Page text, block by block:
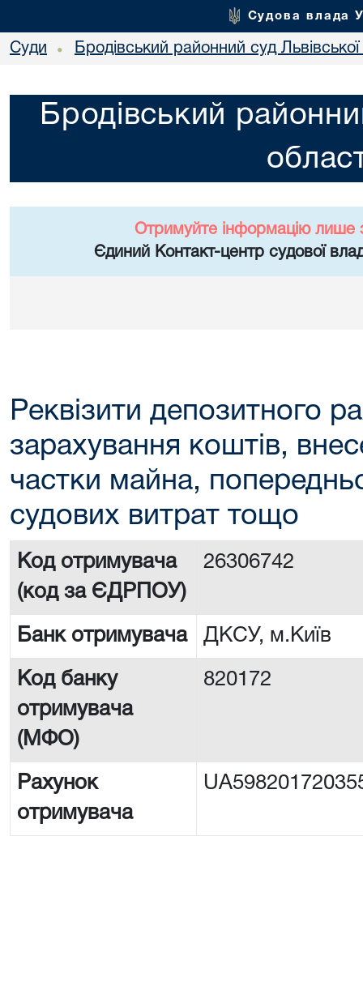
Судова влада
Суди • Бродівський районний суд Львівської
Бродівський
Отримуйте інформацію лише
Єдиний Контакт-центр судової
Реквізити депозитного
зарахування коштів,
частки майна,
судових витрат тощо
Код отримувача
(код за ЄДРПОУ)
26306742
Банк отримувача ДКСУ, м.Київ
Код банку
отримувача
(МФО)
820172
Рахунок
отримувача